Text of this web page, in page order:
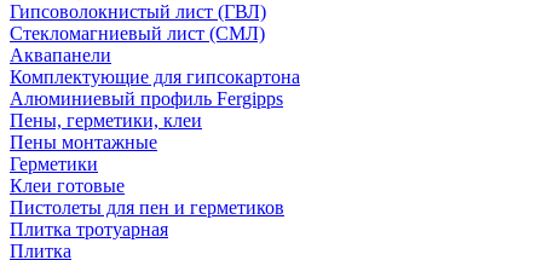
Гипсоволокнистый лист (ГВЛ)
Стекломагниевый лист (СМЛ)
Аквапанели
Комплектующие для гипсокартона
Алюминиевый профиль Fergipps
Пены, герметики, клеи
Пены монтажные
Герметики
Клеи готовые
Пистолеты для пен и герметиков
Плитка тротуарная
Плитка